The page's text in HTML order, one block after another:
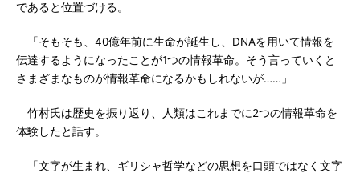
であると位置づける。
「そもそも、40億年前に生命が誕生し、DNAを用いて情報を
伝達するようになったことが1つの情報革命。そう言っていくと
さまざまなものが情報革命になるかもしれないが……」
竹村氏は歴史を振り返り、人類はこれまでに2つの情報革命を
体験したと話す。
「文字が生まれ、ギリシャ哲学などの思想を口頭ではなく文字